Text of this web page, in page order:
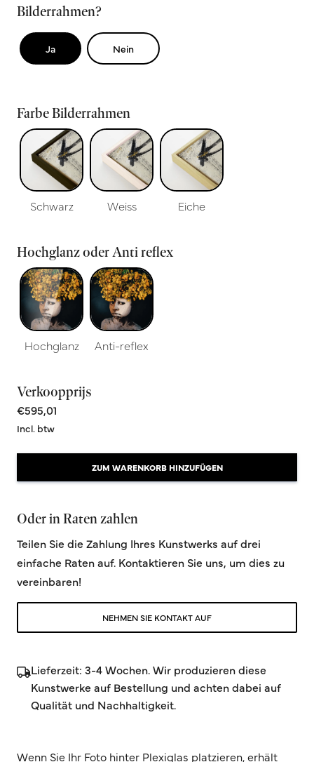
Bilderrahmen?
Ja Nein
Farbe Bilderrahmen
Schwarz Weiss Eiche
Hochglanz oder Anti reflex
Hochglanz Anti-reflex
Verkoopprijs
€595,01
Incl. btw
ZUM WARENKORB HINZUFÜGEN
Oder in Raten zahlen
Teilen Sie die Zahlung Ihres Kunstwerks auf drei
einfache Raten auf. Kontaktieren Sie uns, um dies zu
vereinbaren!
NEHMEN SIE KONTAKT AUF
Lieferzeit: 3-4 Wochen. Wir produzieren diese
Kunstwerke auf Bestellung und achten dabei auf
Qualität und Nachhaltigkeit.
Wenn Sie Ihr Foto hinter Plexiglas platzieren, erhält